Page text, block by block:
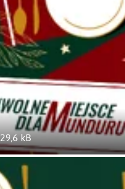
kB
Stół